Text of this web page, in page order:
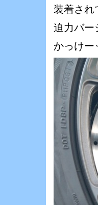
装着され
迫力バー
かっけー